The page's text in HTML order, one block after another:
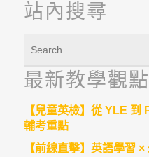
站內搜尋
最新教學觀點
【兒童英檢】從 YLE 到
輔考重點
【前線直擊】英語學習